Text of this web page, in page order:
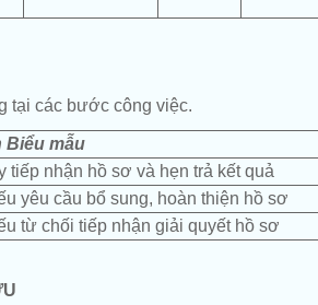
tại các bước công việc.
Biểu mẫu
tiếp nhận hồ sơ và hẹn trả kết quả
yêu cầu bổ sung, hoàn thiện hồ sơ
từ chối tiếp nhận giải quyết hồ sơ